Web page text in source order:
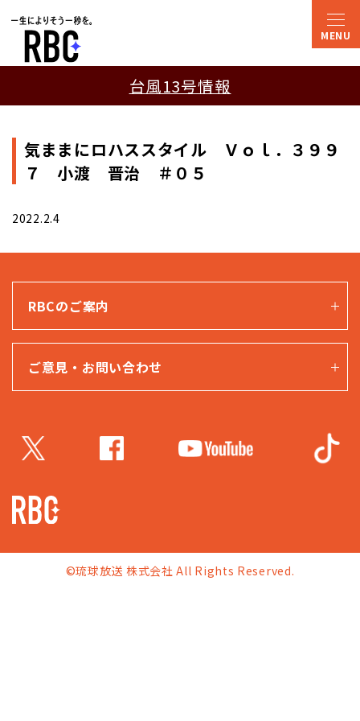
台風13号情報
気ままにロハススタイル Ｖｏｌ．３９９
７ 小渡 晋治 ＃０５
2022.2.4
RBCのご案内
ご意見・お問い合わせ
©琉球放送 株式会社 All Rights Reserved.